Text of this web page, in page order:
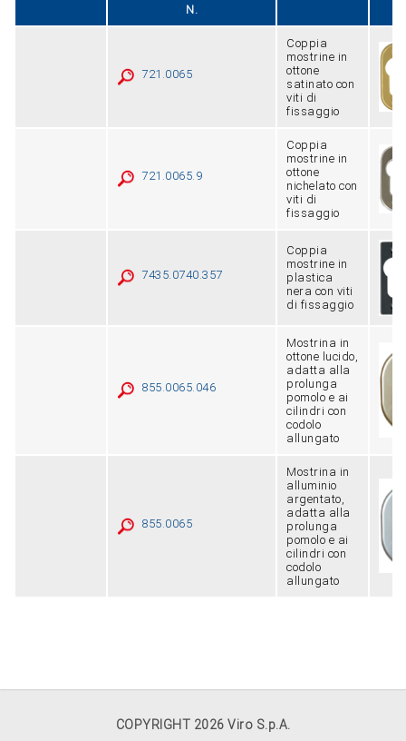
N.
721.0065
Coppia
mostrine in
ottone
satinato con
viti di
fissaggio
721.0065.9
Coppia
mostrine in
ottone
nichelato con
viti di
fissaggio
7435.0740.357
Coppia
mostrine in
plastica
nera con viti
di fissaggio
855.0065.046
Mostrina in
ottone lucido,
adatta alla
prolunga
pomolo e ai
cilindri con
codolo
allungato
855.0065
Mostrina in
alluminio
argentato,
adatta alla
prolunga
pomolo e ai
cilindri con
codolo
allungato
COPYRIGHT 2026 Viro S.p.A.